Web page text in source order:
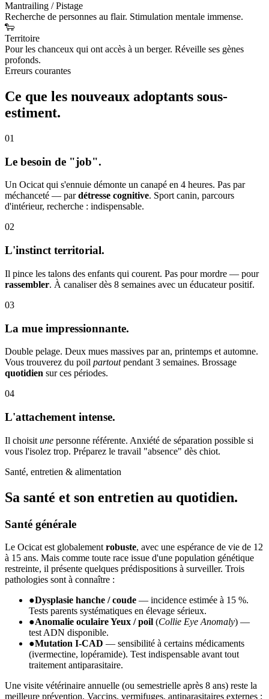
Mantrailing / Pistage
Recherche de personnes au flair. Stimulation mentale immense.
🐑
Territoire
Pour les chanceux qui ont accès à un berger. Réveille ses gènes
profonds.
Erreurs courantes
Ce que les nouveaux adoptants sous-
estiment.
01
Le besoin de "job".
Un Ocicat qui s'ennuie démonte un canapé en 4 heures. Pas par
méchanceté — pardétresse cognitive. Sport canin, parcours
d'intérieur, recherche : indispensable.
02
L'instinct territorial.
Il pince les talons des enfants qui courent. Pas pour mordre — pour
rassembler. À canaliser dès 8 semaines avec un éducateur positif.
03
La mue impressionnante.
Double pelage. Deux mues massives par an, printemps et automne.
Vous trouverez du poil partoutpendant 3 semaines. Brossage
quotidien sur ces périodes.
04
L'attachement intense.
Il choisit une personne référente. Anxiété de séparation possible si
vous l'isolez trop. Préparez le travail "absence" dès chiot.
Santé, entretien & alimentation
Sa santé et son entretien au quotidien.
Santé générale
Le Ocicat est globalement robuste, avec une espérance de vie de 12
à 15 ans. Mais comme toute race issue d'une population génétique
restreinte, il présente quelques prédispositions à surveiller. Trois
pathologies sont à connaître :
●Dysplasie hanche / coude — incidence estimée à 15 %.
Tests parents systématiques en élevage sérieux.
●Anomalie oculaire Yeux / poil (Collie Eye Anomaly) —
test ADN disponible.
●Mutation I-CAD — sensibilité à certains médicaments
(ivermectine, lopéramide). Test indispensable avant tout
traitement antiparasitaire.
Une visite vétérinaire annuelle (ou semestrielle après 8 ans) reste la
meilleure prévention. Vaccins, vermifuges, antiparasitaires externes :